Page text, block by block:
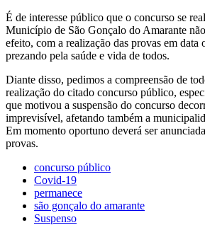
É de interesse público que o concurso se
Município de São Gonçalo do Amarante
efeito, com a realização das provas em data
prezando pela saúde e vida de todos.
Diante disso, pedimos a compreensão de
realização do citado concurso público,
que motivou a suspensão do concurso
imprevisível, afetando também a
Em momento oportuno deverá ser
provas.
concurso público
Covid-19
permanece
são gonçalo do amarante
Suspenso